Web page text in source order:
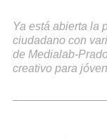
Ya está abierta la
ciudadano con
de Medialab-
creativo para